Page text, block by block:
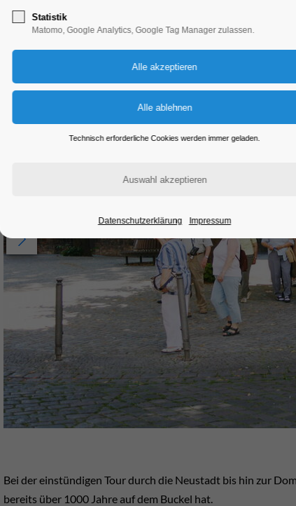
22.07.2026, 10:30–11:30
Bei der einstündigen Tour durch die Neustadt bis hin zur
bereits über 1000 Jahre auf dem Buckel hat.
Statistik
Matomo, Google Analytics, Google Tag Manager zulassen.
Technisch erforderliche Cookies werden immer geladen.
Datenschutzerklärung Impressum